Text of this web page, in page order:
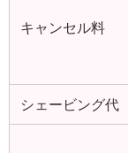
キャンセル料
シェービング代